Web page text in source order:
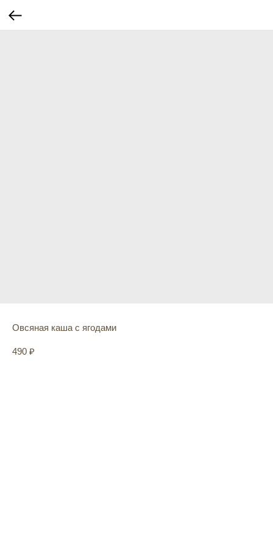
Овсяная каша с ягодами
490 ₽